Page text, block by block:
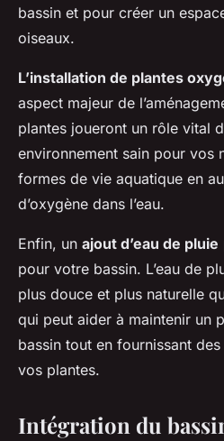
bassin et pour créer un
oiseaux.
L’installation de plantes
aspect majeur de
plantes joueront un rôle vital
environnement sain pour vos
formes de vie aquatique en
d’oxygène dans l’eau.
Enfin, un ajout d’eau de pluie
pour votre bassin. L’eau de
plus douce et plus naturelle
qui peut aider à maintenir un
bassin tout en fournissant
vos plantes.
Intégration du